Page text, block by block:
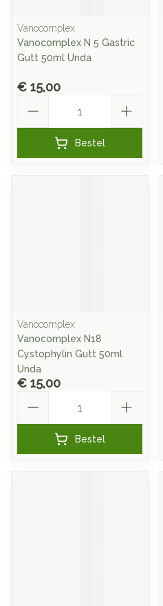
Vanocomplex
Vanocomplex N 5 Gastric
Gutt 50ml Unda
€ 15,00
Bestel
Vanocomplex
Vanocomplex N18
Cystophylin Gutt 50ml
Unda
€ 15,00
Bestel